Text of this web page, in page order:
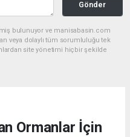
Gönder
bulunuyor ve manisabasin.com
veya dolaylı tüm sorumluluğu tek
site yönetimi hiçbir şekilde
Ormanlar İçin